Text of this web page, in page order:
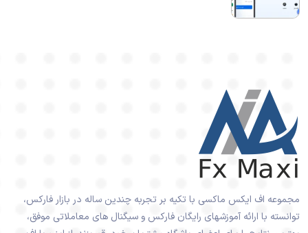
مجموعه اف ایکس ماکسی با تکیه بر تجربه چندین ساله در بازار فارکس،
توانسته با ارائه آموزشهای رایگان فارکس و سیگنال های معاملاتی موفق،